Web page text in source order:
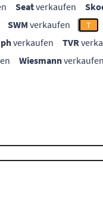
Seatverkaufen
SWM verkaufen T
verkaufen TVR
Wiesmannverkaufen